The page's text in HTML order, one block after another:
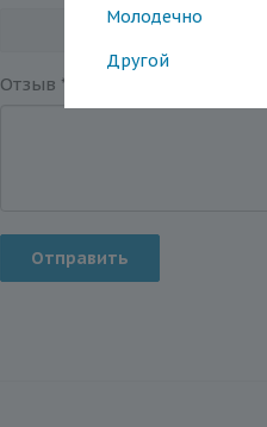
Молодечно
Другой
Отзыв *
Отправить